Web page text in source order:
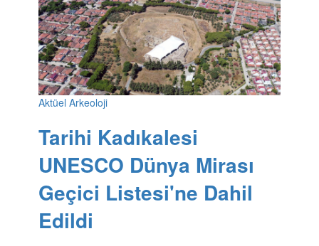
Aktüel Arkeoloji
Tarihi Kadıkalesi
UNESCO Dünya Mirası
Geçici Listesi'ne Dahil
Edildi